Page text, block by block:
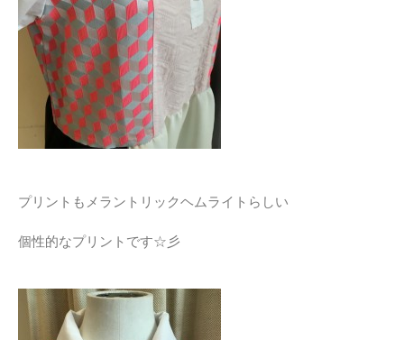
プリントもメラントリックヘムライトらしい
個性的なプリントです☆彡